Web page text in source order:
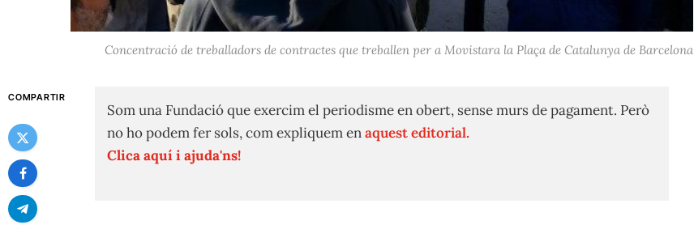
Concentració de treballadors de contractes que treballen per a Movistara la Plaça de Catalunya de Barcelona
COMPARTIR
Som una Fundació que exercim el periodisme en obert, sense murs de pagament. Però
no ho podem fer sols, com expliquem enaquest editorial.
Clica aquí i ajuda'ns!